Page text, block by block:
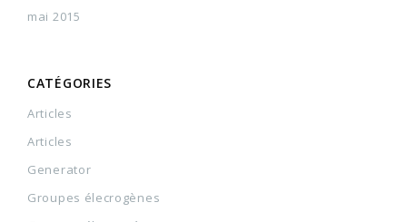
mai 2015
CATÉGORIES
Articles
Articles
Generator
Groupes élecrogènes